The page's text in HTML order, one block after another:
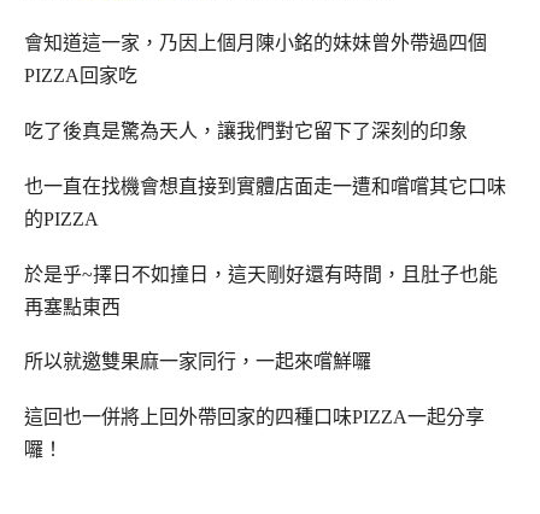
會知道這一家，乃因上個月陳小銘的妹妹曾外帶過四個
PIZZA回家吃
吃了後真是驚為天人，讓我們對它留下了深刻的印象
也一直在找機會想直接到實體店面走一遭和嚐嚐其它口味
的PIZZA
於是乎~擇日不如撞日，這天剛好還有時間，且肚子也能
再塞點東西
所以就邀雙果麻一家同行，一起來嚐鮮囉
這回也一併將上回外帶回家的四種口味PIZZA一起分享
囉！